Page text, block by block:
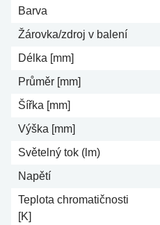
Barva
Žárovka/zdroj v balení
Délka [mm]
Průměr [mm]
Šířka [mm]
Výška [mm]
Světelný tok (lm)
Napětí
Teplota chromatičnosti
[K]